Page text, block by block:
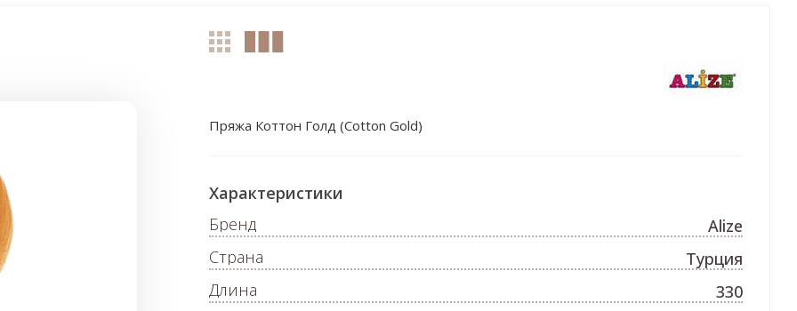
Пряжа Коттон Голд (Cotton Gold)
Характеристики
Бренд
Alize
Страна
Турция
Длина
330